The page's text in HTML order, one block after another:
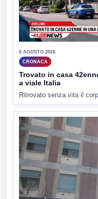
6 AGOSTO 2026
CRONACA
Trovato in casa
a viale Italia
Ritrovato senza vita il